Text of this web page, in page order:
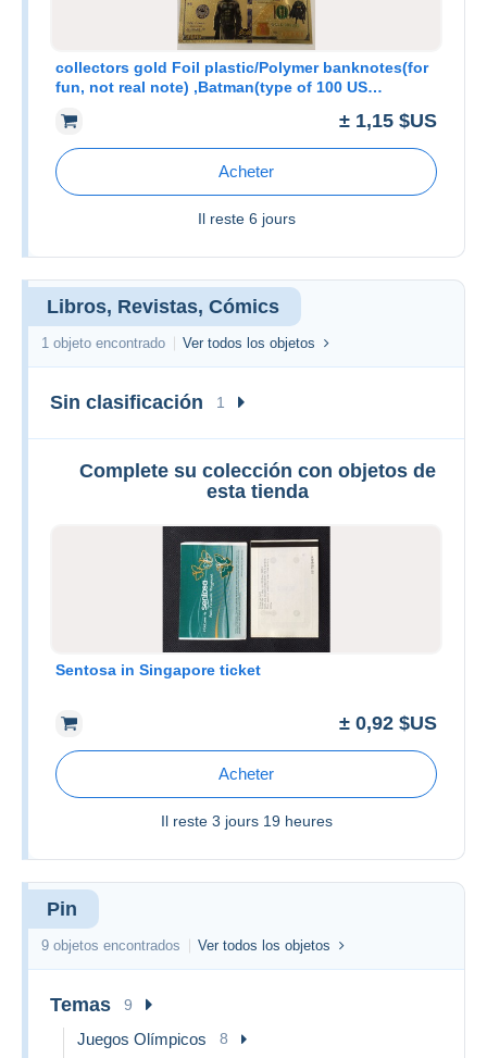
collectors gold Foil plastic/Polymer banknotes(for
fun, not real note) ,Batman(type of 100 US
± 1,15 $US
Acheter
Il reste 6 jours
Libros, Revistas, Cómics
1 objeto encontrado Ver todos los objetos
Sin clasificación 1
Complete su colección con objetos de
esta tienda
Sentosa in Singapore ticket
± 0,92 $US
Acheter
Il reste 3 jours 19 heures
Pin
9 objetos encontrados Ver todos los objetos
Temas 9
Juegos Olímpicos 8